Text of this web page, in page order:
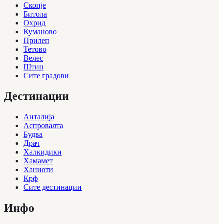
Скопје
Битола
Охрид
Куманово
Прилеп
Тетово
Велес
Штип
Сите градови
Дестинации
Анталија
Аспровалта
Будва
Драч
Халкидики
Хамамет
Ханиоти
Крф
Сите дестинации
Инфо